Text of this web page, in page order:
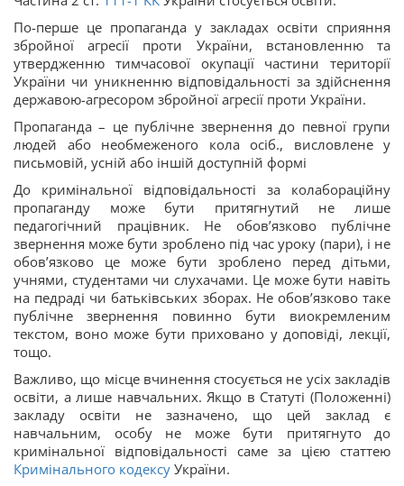
По-перше це пропаганда у закладах освіти сприяння
збройної агресії проти України, встановленню та
утвердженню тимчасової окупації частини території
України чи уникненню відповідальності за здійснення
державою-агресором збройної агресії проти України.
Пропаганда – це публічне звернення до певної групи
людей або необмеженого кола осіб., висловлене у
письмовій, усній або іншій доступній формі
До кримінальної відповідальності за колабораційну
пропаганду може бути притягнутий не лише
педагогічний працівник. Не обов’язково публічне
звернення може бути зроблено під час уроку (пари), і не
обов’язково це може бути зроблено перед дітьми,
учнями, студентами чи слухачами. Це може бути навіть
на педраді чи батьківських зборах. Не обов’язково таке
публічне звернення повинно бути виокремленим
текстом, воно може бути приховано у доповіді, лекції,
тощо.
Важливо, що місце вчинення стосується не усіх закладів
освіти, а лише навчальних. Якщо в Статуті (Положенні)
закладу освіти не зазначено, що цей заклад є
навчальним, особу не може бути притягнуто до
кримінальної відповідальності саме за цією статтею
Кримінального кодексу України.